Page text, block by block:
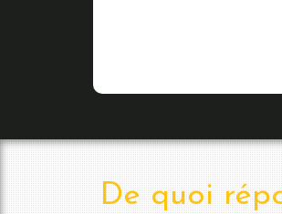
De quoi